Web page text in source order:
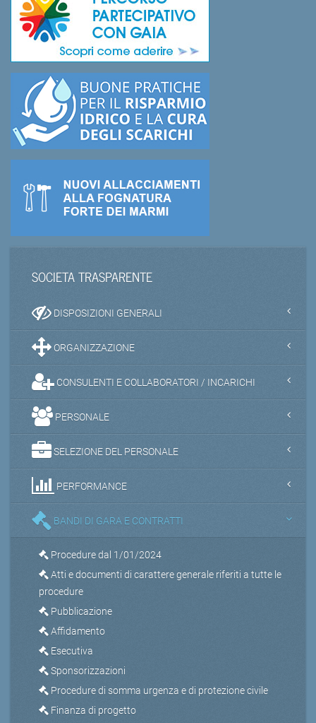
SOCIETA TRASPARENTE
DISPOSIZIONI GENERALI
ORGANIZZAZIONE
CONSULENTI E COLLABORATORI / INCARICHI
PERSONALE
SELEZIONE DEL PERSONALE
PERFORMANCE
BANDI DI GARA E CONTRATTI
Procedure dal 1/01/2024
Atti e documenti di carattere generale riferiti a tutte le
procedure
Pubblicazione
Affidamento
Esecutiva
Sponsorizzazioni
Procedure di somma urgenza e di protezione civile
Finanza di progetto